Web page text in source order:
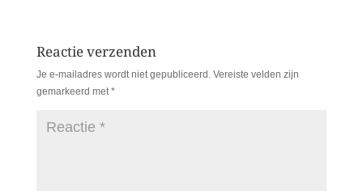
Reactie verzenden
Je e-mailadres wordt niet gepubliceerd. Vereiste velden zijn
gemarkeerd met*